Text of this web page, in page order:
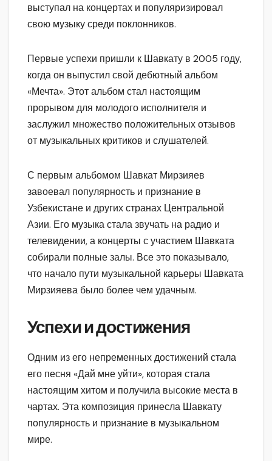
выступал на концертах и популяризировал
свою музыку среди поклонников.
Первые успехи пришли к Шавкату в 2005 году,
когда он выпустил свой дебютный альбом
«Мечта». Этот альбом стал настоящим
прорывом для молодого исполнителя и
заслужил множество положительных отзывов
от музыкальных критиков и слушателей.
С первым альбомом Шавкат Мирзияев
завоевал популярность и признание в
Узбекистане и других странах Центральной
Азии. Его музыка стала звучать на радио и
телевидении, а концерты с участием Шавката
собирали полные залы. Все это показывало,
что начало пути музыкальной карьеры Шавката
Мирзияева было более чем удачным.
Успехи и достижения
Одним из его непременных достижений стала
его песня «Дай мне уйти», которая стала
настоящим хитом и получила высокие места в
чартах. Эта композиция принесла Шавкату
популярность и признание в музыкальном
мире.